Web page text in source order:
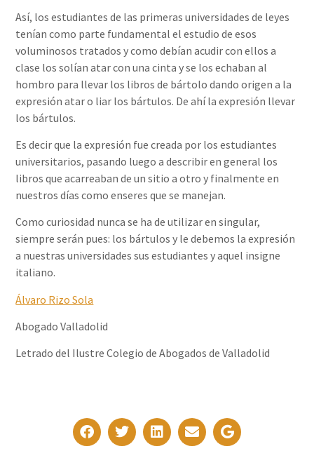
Así, los estudiantes de las primeras universidades de leyes
tenían como parte fundamental el estudio de esos
voluminosos tratados y como debían acudir con ellos a
clase los solían atar con una cinta y se los echaban al
hombro para llevar los libros de bártolo dando origen a la
expresión atar o liar los bártulos. De ahí la expresión llevar
los bártulos.
Es decir que la expresión fue creada por los estudiantes
universitarios, pasando luego a describir en general los
libros que acarreaban de un sitio a otro y finalmente en
nuestros días como enseres que se manejan.
Como curiosidad nunca se ha de utilizar en singular,
siempre serán pues: los bártulos y le debemos la expresión
a nuestras universidades sus estudiantes y aquel insigne
italiano.
Álvaro Rizo Sola
Abogado Valladolid
Letrado del Ilustre Colegio de Abogados de Valladolid